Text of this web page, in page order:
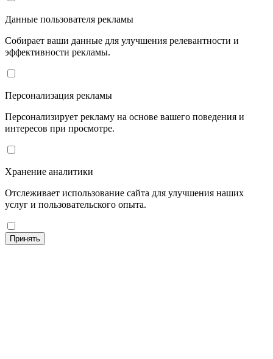
Данные пользователя рекламы
Собирает ваши данные для улучшения релевантности и
эффективности рекламы.
Персонализация рекламы
Персонализирует рекламу на основе вашего поведения и
интересов при просмотре.
Хранение аналитики
Отслеживает использование сайта для улучшения наших
услуг и пользовательского опыта.
Принять